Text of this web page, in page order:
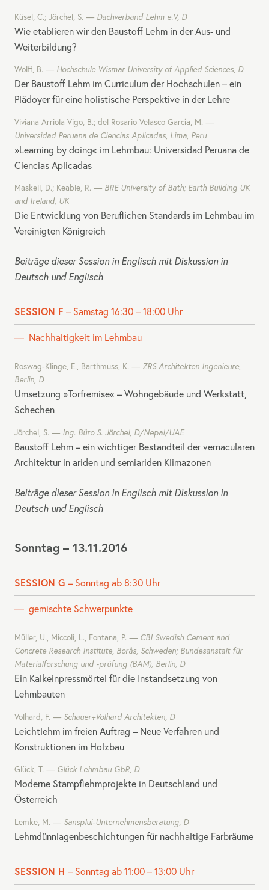
Küsel, C.; Jörchel, S. Dachverband Lehm e.V, D
Wie etablieren wir den Baustoff Lehm in der Aus- und
Weiterbildung?
Wolff, B. Hochschule Wismar University of Applied Sciences, D
Der Baustoff Lehm im Curriculum der Hochschulen – ein
Plädoyer für eine holistische Perspektive in der Lehre
Viviana Arriola Vigo, B.; del Rosario Velasco García, M.
Universidad Peruana de Ciencias Aplicadas, Lima, Peru
»Learning by doing« im Lehmbau: Universidad Peruana de
Ciencias Aplicadas
Maskell, D.; Keable, R. BREUniversity of Bath; Earth Building UK
and Ireland, UK
Die Entwicklung von Beruflichen Standards im Lehmbau im
Vereinigten Königreich
Beiträge dieser Session in Englisch mit Diskussion in
Deutsch und Englisch
SESSION F – Samstag 16:30 – 18:00 Uhr
Nachhaltigkeit im Lehmbau
Roswag-Klinge, E., Barthmuss, K. ZRSArchitekten Ingenieure,
Berlin, D
Umsetzung »Torfremise« – Wohngebäude und Werkstatt,
Schechen
Jörchel, S. Ing. Büro S. Jörchel, D/Nepal/UAE
Baustoff Lehm – ein wichtiger Bestandteil der vernacularen
Architektur in ariden und semiariden Klimazonen
Beiträge dieser Session in Englisch mit Diskussion in
Deutsch und Englisch
Sonntag – 13.11.2016
SESSION G – Sonntag ab 8:30 Uhr
gemischte Schwerpunkte
Müller, U., Miccoli, L., Fontana, P. CBI Swedish Cement and
Concrete Research Institute, Borås, Schweden; Bundesanstalt für
Materialforschung und -prüfung (BAM), Berlin, D
Ein Kalkeinpressmörtel für die Instandsetzung von
Lehmbauten
Volhard, F. Schauer+Volhard Architekten, D
Leichtlehm im freien Auftrag – Neue Verfahren und
Konstruktionen im Holzbau
Glück, T. Glück Lehmbau GbR, D
Moderne Stampflehmprojekte in Deutschland und
Österreich
Lemke, M. Sansplui-Unternehmensberatung, D
Lehmdünnlagenbeschichtungen für nachhaltige Farbräume
SESSION H – Sonntag ab 11:00 – 13:00 Uhr